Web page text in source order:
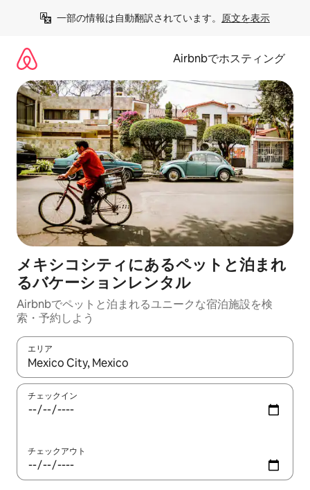
一部の情報は自動翻訳されています。 原文を表示
Airbnbでホスティング
メキシコシティにあるペットと泊まれ
るバケーションレンタル
Airbnbでペットと泊まれるユニークな宿泊施設を検
索・予約しよう
エリア
検索結果が表示されたら、上下の矢印キーを使って移動するか
チェックイン
チェックアウト